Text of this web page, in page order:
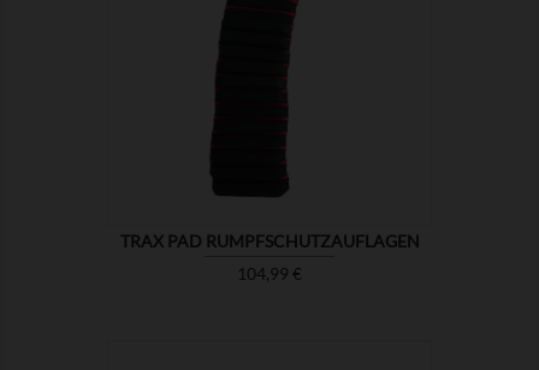
TRAX PAD RUMPFSCHUTZAUFLAGEN
Preis
104,99 €
